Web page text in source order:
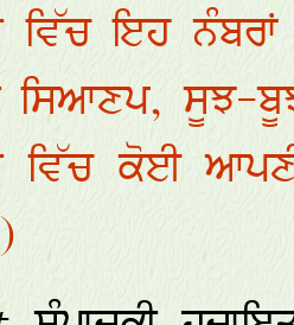
ਵਿੱਚ ਇਹ
ਸਿਆਣਪ,
ਵਿੱਚ ਕੋਈ